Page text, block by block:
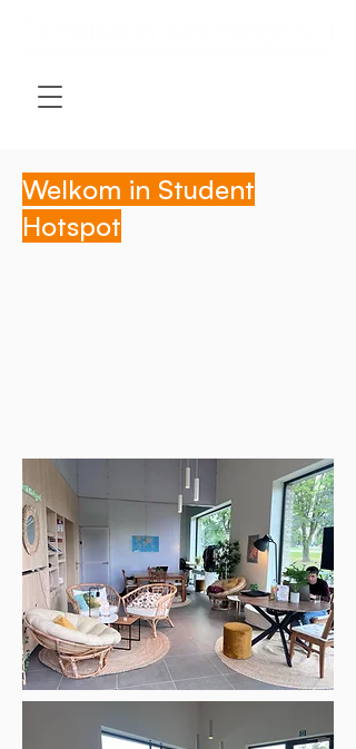
Welkom in Student
Hotspot